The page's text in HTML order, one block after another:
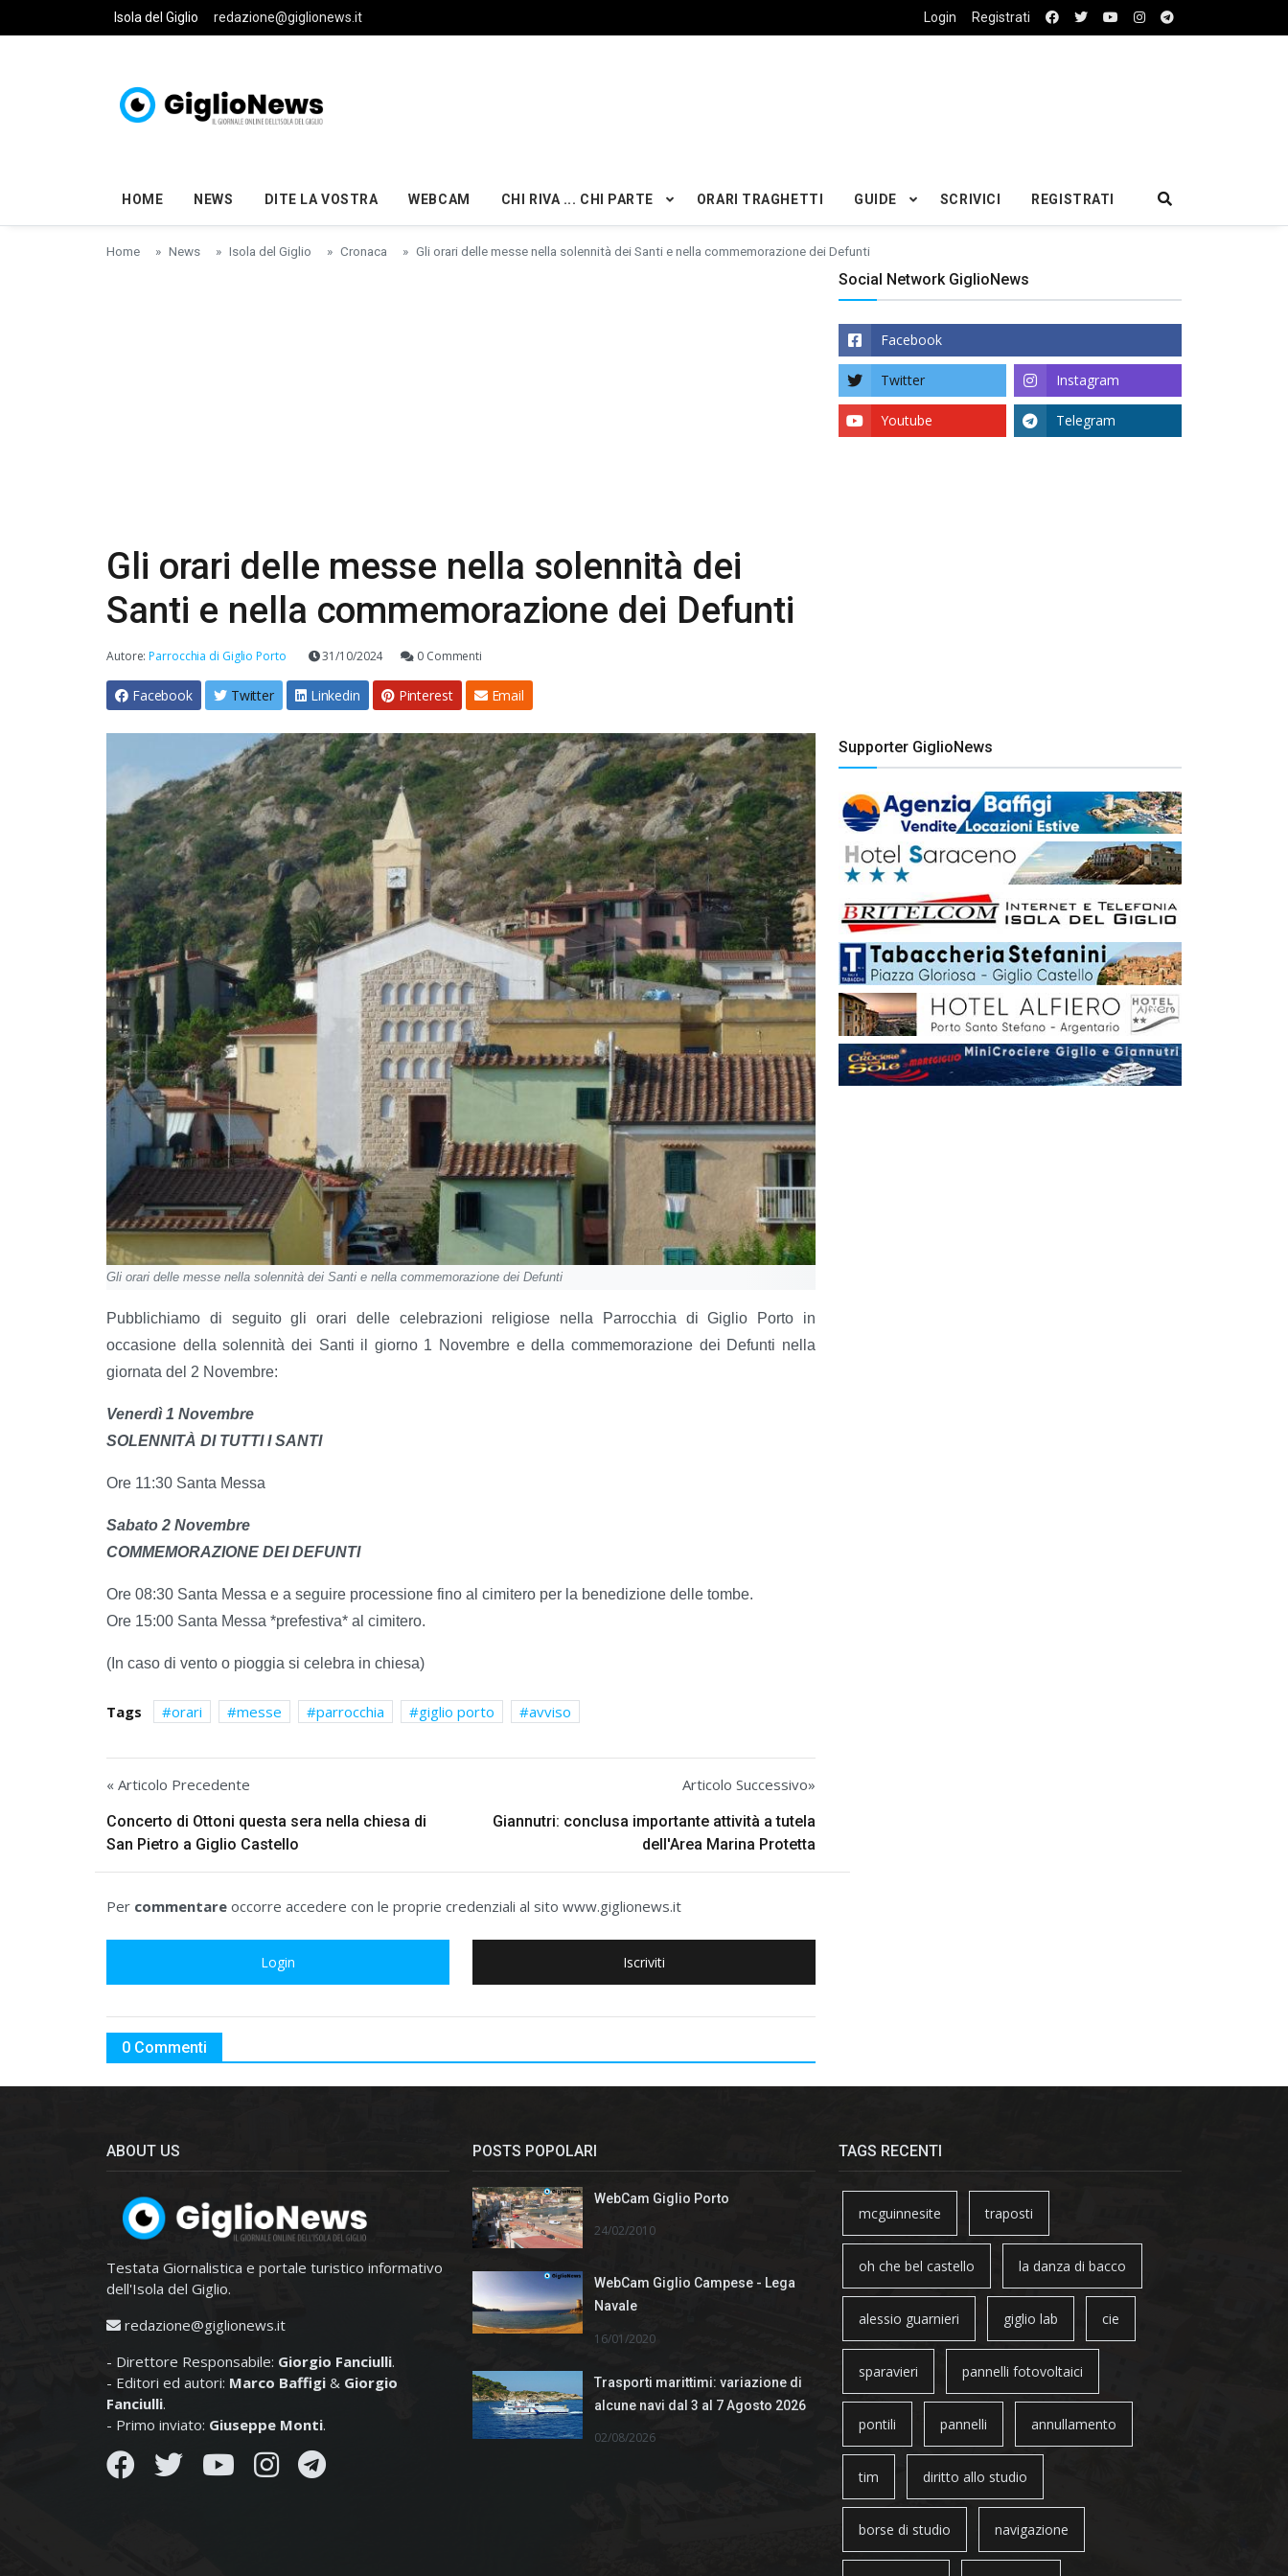
Skip to main content
Isola del Giglio redazione@giglionews.it Login Registrati
HOME NEWS DITE LA VOSTRA WEBCAM CHI RIVA ... CHI PARTE ORARI TRAGHETTI GUIDE SCRIVICI REGISTRATI
Home News Isola del Giglio Cronaca Gli orari delle messe nella solennità dei Santi e nella commemorazione dei Defunti
Gli orari delle messe nella solennità dei
Santi e nella commemorazione dei Defunti
Autore:Parrocchia di Giglio Porto 31/10/2024 0 Commenti
Facebook Twitter Linkedin Pinterest Email
Gli orari delle messe nella solennità dei Santi e nella commemorazione dei Defunti
Pubblichiamo di seguito gli orari delle celebrazioni religiose nella Parrocchia di Giglio Porto in
occasione della solennità dei Santi il giorno 1 Novembre e della commemorazione dei Defunti nella
giornata del 2 Novembre:
Venerdì 1 Novembre
SOLENNITÀ DI TUTTI I SANTI
Ore 11:30 Santa Messa
Sabato 2 Novembre
COMMEMORAZIONE DEI DEFUNTI
Ore 08:30 Santa Messa e a seguire processione fino al cimitero per la benedizione delle tombe.
Ore 15:00 Santa Messa *prefestiva* al cimitero.
(In caso di vento o pioggia si celebra in chiesa)
Tags orari messe parrocchia giglio porto avviso
« Articolo Precedente
Concerto di Ottoni questa sera nella chiesa di
San Pietro a Giglio Castello
Articolo Successivo»
Giannutri: conclusa importante attività a tutela
dell'Area Marina Protetta
Per commentare occorre accedere con le proprie credenziali al sito www.giglionews.it
Login Iscriviti
0 Commenti
Social Network GiglioNews
Facebook
Twitter Instagram
Youtube Telegram
Supporter GiglioNews
ABOUT US
Testata Giornalistica e portale turistico informativo
dell'Isola del Giglio.
redazione@giglionews.it
- Direttore Responsabile: Giorgio Fanciulli.
- Editori ed autori: Marco Baffigi & Giorgio
Fanciulli.
- Primo inviato: Giuseppe Monti.
POSTS POPOLARI
WebCam Giglio Porto
24/02/2010
WebCam Giglio Campese - Lega
Navale
16/01/2020
Trasporti marittimi: variazione di
alcune navi dal 3 al 7 Agosto 2026
02/08/2026
TAGS RECENTI
mcguinnesite traposti
oh che bel castello la danza di bacco
alessio guarnieri giglio lab cie
sparavieri pannelli fotovoltaici
pontili pannelli annullamento
tim diritto allo studio
borse di studio navigazione